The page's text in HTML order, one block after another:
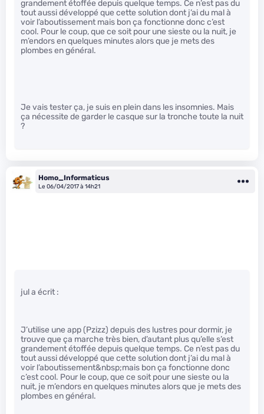
grandement étoffée depuis quelque temps. Ce n’est pas du
tout aussi développé que cette solution dont j’ai du mal à
voir l’aboutissement mais bon ça fonctionne donc c’est
cool. Pour le coup, que ce soit pour une sieste ou la nuit, je
m’endors en quelques minutes alors que je mets des
plombes en général.
Je vais tester ça, je suis en plein dans les insomnies. Mais
ça nécessite de garder le casque sur la tronche toute la nuit
?
Homo_Informaticus
Le 06/04/2017 à 14h21
jul a écrit :
J’utilise une app (Pzizz) depuis des lustres pour dormir, je
trouve que ça marche très bien, d’autant plus qu’elle s’est
grandement étoffée depuis quelque temps. Ce n’est pas du
tout aussi développé que cette solution dont j’ai du mal à
voir l’aboutissement&nbsp;mais bon ça fonctionne donc
c’est cool. Pour le coup, que ce soit pour une sieste ou la
nuit, je m’endors en quelques minutes alors que je mets des
plombes en général.